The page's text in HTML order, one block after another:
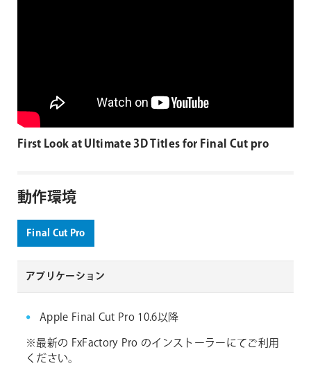
First Look at Ultimate 3D Titles for Final Cut pro
動作環境
Final Cut Pro
アプリケーション
Apple Final Cut Pro 10.6以降
※最新の FxFactory Pro のインストーラーにてご利用
ください。